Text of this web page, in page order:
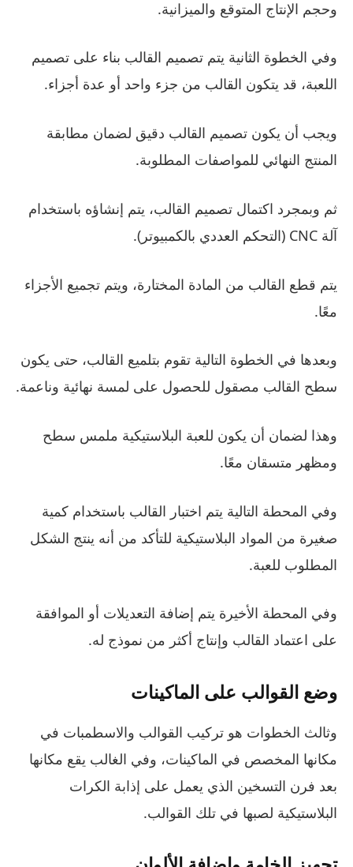
وحجم الإنتاج المتوقع والميزانية.
وفي الخطوة الثانية يتم تصميم القالب بناء على تصميم
اللعبة، قد يتكون القالب من جزء واحد أو عدة أجزاء.
ويجب أن يكون تصميم القالب دقيق لضمان مطابقة
المنتج النهائي للمواصفات المطلوبة.
ثم وبمجرد اكتمال تصميم القالب، يتم إنشاؤه باستخدام
آلة CNC (التحكم العددي بالكمبيوتر).
يتم قطع القالب من المادة المختارة، ويتم تجميع الأجزاء
معًا.
وبعدها في الخطوة التالية تقوم بتلميع القالب، حتى يكون
سطح القالب مصقول للحصول على لمسة نهائية وناعمة.
وهذا لضمان أن يكون للعبة البلاستيكية ملمس سطح
ومظهر متسقان معًا.
وفي المحطة التالية يتم اختبار القالب باستخدام كمية
صغيرة من المواد البلاستيكية للتأكد من أنه ينتج الشكل
المطلوب للعبة.
وفي المحطة الأخيرة يتم إضافة التعديلات أو الموافقة
على اعتماد القالب وإنتاج أكثر من نموذج له.
وضع القوالب على الماكينات
وثالث الخطوات هو تركيب القوالب والاسطمبات في
مكانها المخصص في الماكينات، وفي الغالب يقع مكانها
بعد فرن التسخين الذي يعمل على إذابة الكرات
البلاستيكية لصبها في تلك القوالب.